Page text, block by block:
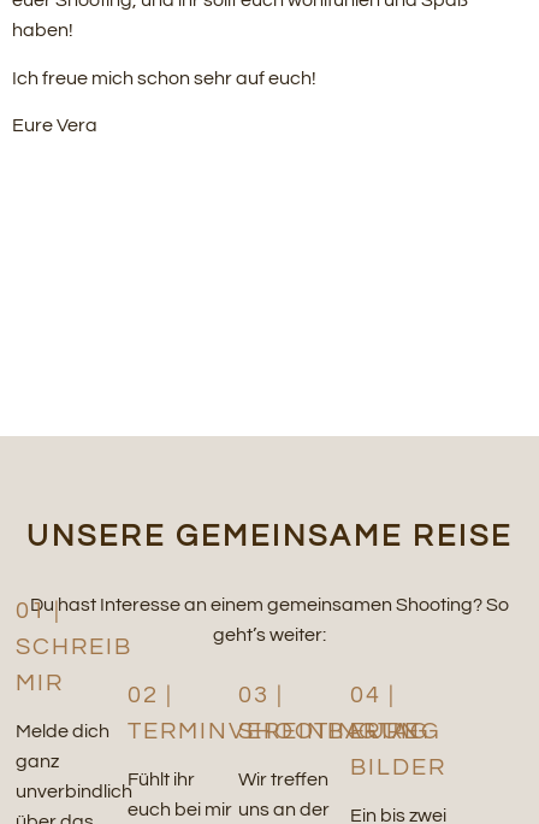
haben!
Ich freue mich schon sehr auf euch!
Eure Vera
UNSERE GEMEINSAME REISE
Du hast Interesse an einem gemeinsamen Shooting? So
geht’s weiter:
01 |
SCHREIB
MIR
Melde dich
ganz
unverbindlich
02 |
TERMINVEREINBARUNG
Fühlt ihr
euch bei mir
03 |
SHOOTINGTAG
Wir treffen
uns an der
04 |
EURE
BILDER
Ein bis zwei